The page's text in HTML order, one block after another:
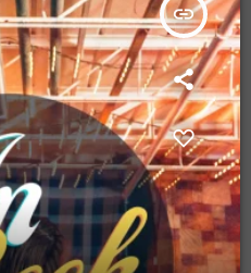
insert_link